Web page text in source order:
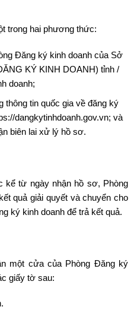
trong hai phương thức:
Đăng ký kinh doanh của Sở
KÝ KINH DOANH) tỉnh /
doanh;
thông tin quốc gia về đăng ký
dangkytinhdoanh.gov.vn; và
biên lai xử lý hồ sơ.
kể từ ngày nhận hồ sơ, Phòng
quả giải quyết và chuyển cho
ký kinh doanh để trả kết quả.
một cửa của Phòng Đăng ký
giấy tờ sau: